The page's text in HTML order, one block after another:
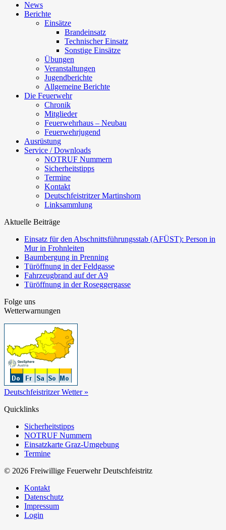
News
Berichte
Einsätze
Brandeinsatz
Technischer Einsatz
Sonstige Einsätze
Übungen
Veranstaltungen
Jugendberichte
Allgemeine Berichte
Die Feuerwehr
Chronik
Mitglieder
Feuerwehrhaus – Neubau
Feuerwehrjugend
Ausrüstung
Service / Downloads
NOTRUF Nummern
Sicherheitstipps
Termine
Kontakt
Deutschfeistritzer Martinshorn
Linksammlung
Aktuelle Beiträge
Einsatz für den Abschnittsführungsstab (AFÜST): Person in
Mur in Frohnleiten
Baumbergung in Prenning
Türöffnung in der Feldgasse
Fahrzeugbrand auf der A9
Türöffnung in der Roseggergasse
Folge uns
Wetterwarnungen
Deutschfeistritzer Wetter »
Quicklinks
Sicherheitstipps
NOTRUF Nummern
Einsatzkarte Graz-Umgebung
Termine
© 2026 Freiwillige Feuerwehr Deutschfeistritz
Kontakt
Datenschutz
Impressum
Login